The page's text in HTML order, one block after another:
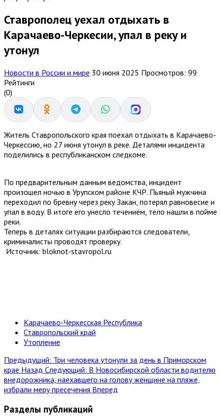
Ставрополец уехал отдыхать в
Карачаево-Черкесии, упал в реку и
утонул
Новости в России и мире 30 июня 2025 Просмотров: 99
Рейтинги
(0)
Житель Ставропольского края поехал отдыхать в Карачаево-
Черкессию, но 27 июня утонул в реке. Деталями инцидента
поделились в республиканском следкоме.
По предварительным данным ведомства, инцидент
произошел ночью в Урупском районе КЧР. Пьяный мужчина
переходил по бревну через реку Закан, потерял равновесие и
упал в воду. В итоге его унесло течением, тело нашли в пойме
реки.
Теперь в деталях ситуации разбираются следователи,
криминалисты проводят проверку.
Источник: bloknot-stavropol.ru
Карачаево-Черкесская Республика
Ставропольский край
Утопление
Предыдущий: Три человека утонули за день в Приморском
крае Назад Следующий: В Новосибирской области водителю
внедорожника, наехавшего на голову женщине на пляже,
избрали меру пресечения Вперед
Разделы публикаций